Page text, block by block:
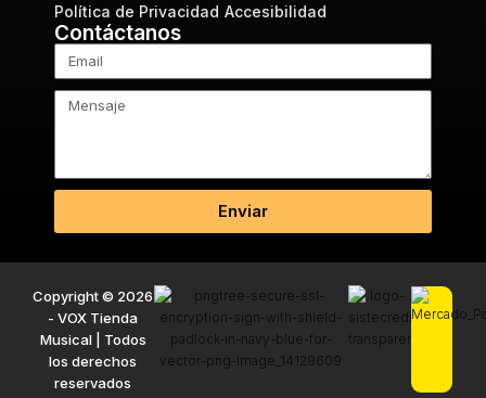
Política de Privacidad Accesibilidad
Contáctanos
Enviar
Copyright © 2026
- VOX Tienda
Musical | Todos
los derechos
reservados